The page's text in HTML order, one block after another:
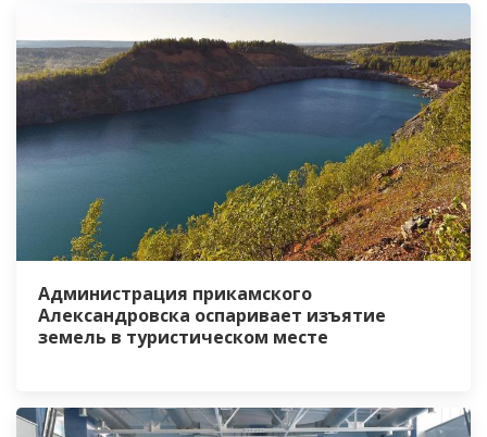
Администрация прикамского
Александровска оспаривает изъятие
земель в туристическом месте